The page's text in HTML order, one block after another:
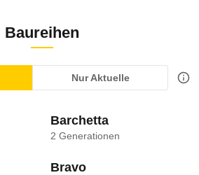
Baureihen
Nur Aktuelle
Barchetta
2 Generationen
Bravo